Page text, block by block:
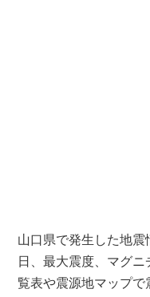
山口県で発生した地
日、最大震度、マグ
覧表や震源地マップ